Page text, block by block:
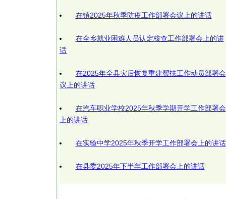
在镇2025年秋季防疫工作部署会议上的讲话
在全乡就业困难人员认定核查工作部署会上的讲
话
在2025年全县灾后恢复重建帮扶工作动员部署会
议上的讲话
在汽车职业学校2025年秋季学期开学工作部署会
上的讲话
在实验中学2025年秋季开学工作部署会上的讲话
在县委2025年下半年工作部署会上的讲话